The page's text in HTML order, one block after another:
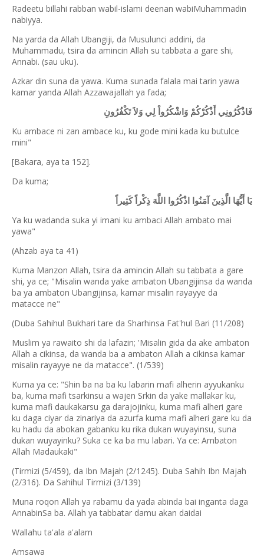
Radeetu billahi rabban wabil-islami deenan wabiMuhammadin
nabiyya.
Na yarda da Allah Ubangiji, da Musulunci addini, da
Muhammadu, tsira da amincin Allah su tabbata a gare shi,
Annabi. (sau uku).
Azkar din suna da yawa. Kuma sunada falala mai tarin yawa
kamar yanda Allah Azzawajallah ya fada;
فَاذْكُرُونِي أَذْكُرْكُمْ وَاشْكُرُواْ لِي وَلاَ تَكْفُرُونِ
Ku ambace ni zan ambace ku, ku gode mini kada ku butulce
mini"
[Bakara, aya ta 152].
Da kuma;
يَا أَيُّهَا الَّذِينَ آمَنُوا اذْكُرُوا اللَّهَ ذِكْراً كَثِيراً
Ya ku wadanda suka yi imani ku ambaci Allah ambato mai
yawa"
(Ahzab aya ta 41)
Kuma Manzon Allah, tsira da amincin Allah su tabbata a gare
shi, ya ce; "Misalin wanda yake ambaton Ubangijinsa da wanda
ba ya ambaton Ubangijinsa, kamar misalin rayayye da
matacce ne"
(Duba Sahihul Bukhari tare da Sharhinsa Fat'hul Bari (11/208)
Muslim ya rawaito shi da lafazin; 'Misalin gida da ake ambaton
Allah a cikinsa, da wanda ba a ambaton Allah a cikinsa kamar
misalin rayayye ne da matacce". (1/539)
Kuma ya ce: "Shin ba na ba ku labarin mafi alherin ayyukanku
ba, kuma mafi tsarkinsu a wajen Srkin da yake mallakar ku,
kuma mafi daukakarsu ga darajojinku, kuma mafi alheri gare
ku daga ciyar da zinariya da azurfa kuma mafi alheri gare ku da
ku hadu da abokan gabanku ku rika dukan wuyayinsu, suna
dukan wuyayinku? Suka ce ka ba mu labari. Ya ce: Ambaton
Allah Madaukaki"
(Tirmizi (5/459), da Ibn Majah (2/1245). Duba Sahih Ibn Majah
(2/316). Da Sahihul Tirmizi (3/139)
Muna roqon Allah ya rabamu da yada abinda bai inganta daga
AnnabinSa ba. Allah ya tabbatar damu akan daidai
Wallahu ta'ala a'alam
Amsawa